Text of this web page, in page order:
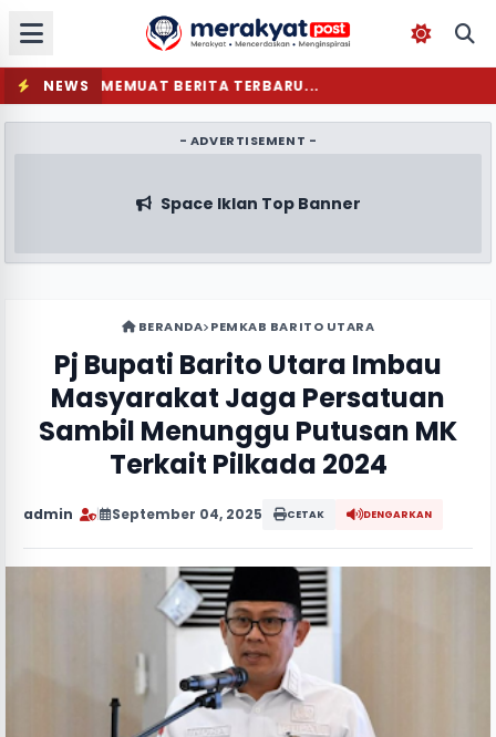
NEWS MEMUAT BERITA TERBARU...
- ADVERTISEMENT -
Space Iklan Top Banner
BERANDA PEMKAB BARITO UTARA
Pj Bupati Barito Utara Imbau
Masyarakat Jaga Persatuan
Sambil Menunggu Putusan MK
Terkait Pilkada 2024
admin September 04, 2025 CETAK DENGARKAN